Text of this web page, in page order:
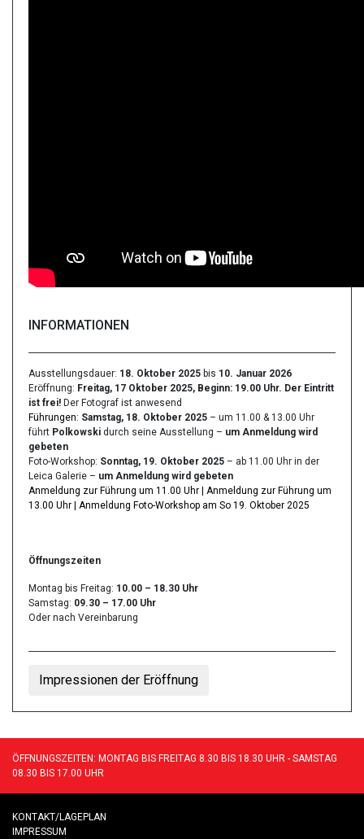
INFORMATIONEN
Ausstellungsdauer: 18. Oktober 2025 bis 10. Januar 2026
Eröffnung: Freitag, 17 Oktober 2025, Beginn: 19.00 Uhr. Der Eintritt
ist frei! Der Fotograf ist anwesend
Führungen: Samstag, 18. Oktober 2025 – um 11.00 & 13.00 Uhr
führt Polkowski durch seine Ausstellung – um Anmeldung wird
gebeten
Foto-Workshop: Sonntag, 19. Oktober 2025 – ab 11.00 Uhr in der
Leica Galerie – um Anmeldung wird gebeten
Anmeldung zur Führung um 11.00 Uhr | Anmeldung zur Führung um
13.00 Uhr | Anmeldung Foto-Workshop am So 19. Oktober 2025
Öffnungszeiten
Montag bis Freitag: 10.00 – 18.30 Uhr
Samstag: 09.30 – 17.00 Uhr
Oder nach Vereinbarung
Impressionen der Eröffnung
ÖFFNUNGSZEITEN: MONTAG BIS FREITAG 8.30 BIS 18.30 UHR - SAMSTAG
08.30 BIS 17.00 UHR
KONTAKT/LAGEPLAN
IMPRESSUM